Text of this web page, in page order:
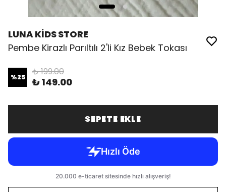
LUNA KİDS STORE
Pembe Kirazlı Parıltılı 2'li Kız Bebek Tokası
%25 ₺ 199.00
₺ 149.00
SEPETE EKLE